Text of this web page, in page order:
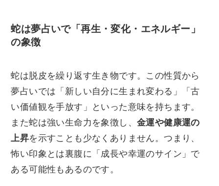
蛇は夢占いで「再生・変化・エネルギー」
の象徴
蛇は脱皮を繰り返す生き物です。この性質から
夢占いでは「新しい自分に生まれ変わる」「古
い価値観を手放す」といった意味を持ちます。
また蛇は強い生命力を象徴し、金運や健康運の
上昇を示すことも少なくありません。つまり、
怖い印象とは裏腹に「成長や幸運のサイン」で
ある可能性もあるのです。